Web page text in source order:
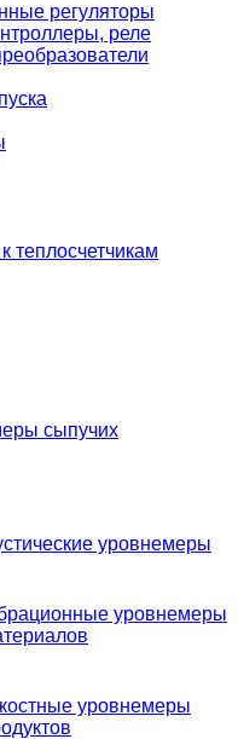
регуляторы
реле
теплосчетчикам
сыпучих
уровнемеры
уровнемеры
уровнемеры